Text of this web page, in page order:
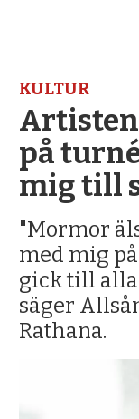
KULTUR
på
mig till
"Mormor
med mig
gick till
säger
Rathana.